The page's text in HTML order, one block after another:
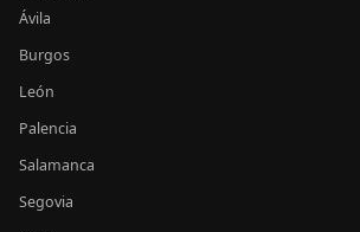
Ávila
Burgos
León
Palencia
Salamanca
Segovia